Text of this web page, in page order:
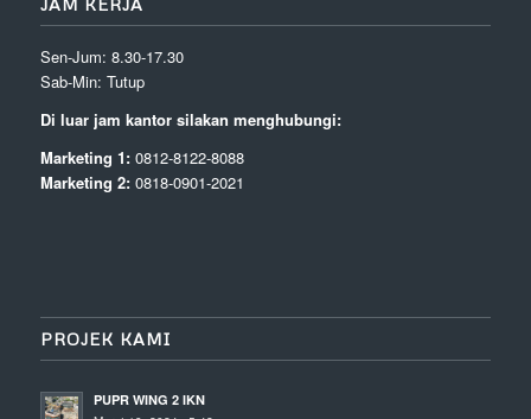
Sen-Jum: 8.30-17.30
Sab-Min: Tutup
Di luar jam kantor silakan menghubungi:
Marketing 1:0812-8122-8088
Marketing 2:0818-0901-2021
PROJEK KAMI
PUPR WING 2 IKN